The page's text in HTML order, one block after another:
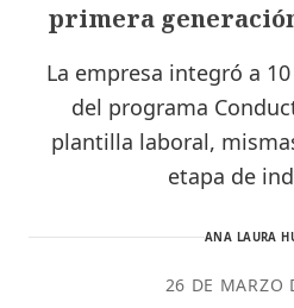
primera
La empresa integró a
del programa
plantilla laboral,
etapa de
ANA LAURA
26 DE MARZO